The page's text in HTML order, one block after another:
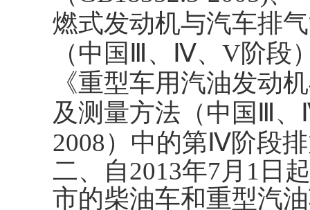
燃式发动机与汽车排
（中国Ⅲ、Ⅳ、V阶段
《重型车用汽油发动
及测量方法（中国Ⅲ
2008）中的第Ⅳ阶段
二、自2013年7月1日
市的柴油车和重型汽